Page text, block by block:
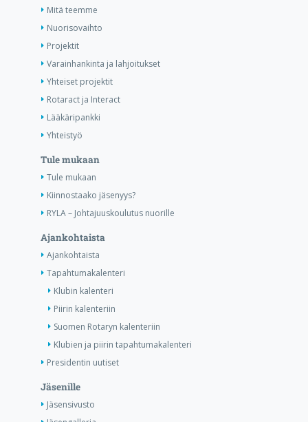
Mitä teemme
Nuorisovaihto
Projektit
Varainhankinta ja lahjoitukset
Yhteiset projektit
Rotaract ja Interact
Lääkäripankki
Yhteistyö
Tule mukaan
Tule mukaan
Kiinnostaako jäsenyys?
RYLA – Johtajuuskoulutus nuorille
Ajankohtaista
Ajankohtaista
Tapahtumakalenteri
Klubin kalenteri
Piirin kalenteriin
Suomen Rotaryn kalenteriin
Klubien ja piirin tapahtumakalenteri
Presidentin uutiset
Jäsenille
Jäsensivusto